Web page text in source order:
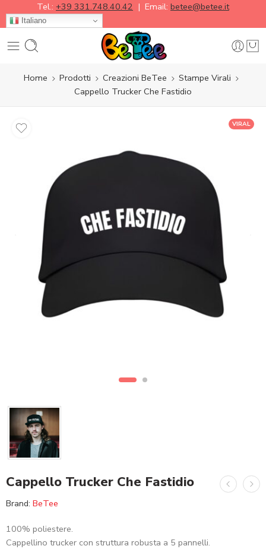
Tel.: +39 331.748.40.42 | Email: betee@betee.it
Italiano
Home Prodotti Creazioni BeTee
Stampe Virali
Cappello Trucker Che Fastidio
VIRAL
Cappello Trucker Che Fastidio
Brand: BeTee
100% poliestere.
Cappellino trucker con struttura robusta a 5 pannelli.